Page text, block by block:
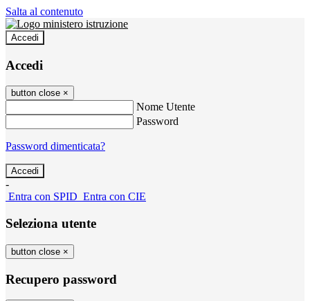
Salta al contenuto
Accedi
Accedi
button close ×
Nome Utente
Password
Password dimenticata?
-
Entra con SPID Entra con CIE
Seleziona utente
button close ×
Recupero password